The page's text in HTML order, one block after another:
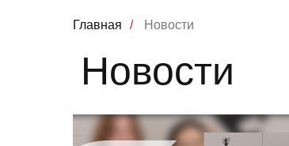
Главная / Новости
Новости